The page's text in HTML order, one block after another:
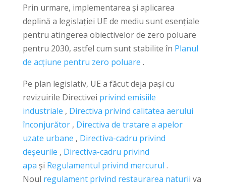
Prin urmare, implementarea și aplicarea
deplină a legislației UE de mediu sunt esențiale
pentru atingerea obiectivelor de zero poluare
pentru 2030, astfel cum sunt stabilite în Planul
de acțiune pentru zero poluare .
Pe plan legislativ, UE a făcut deja pași cu
revizuirile Directivei privind emisiile
industriale , Directiva privind calitatea aerului
înconjurător, Directiva de tratare a apelor
uzate urbane , Directiva-cadru privind
deșeurile , Directiva-cadru privind
apa și Regulamentul privind mercurul .
Noul regulament privind restaurarea naturii va